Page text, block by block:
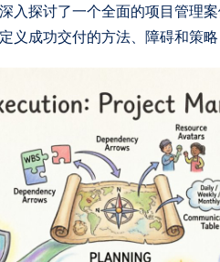
入探讨了一个全面的项目管理
义成功交付的方法、障碍和策略